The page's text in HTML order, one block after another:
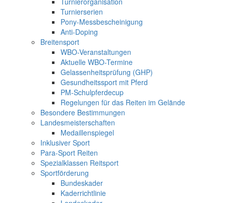
Turnierserien
Pony-Messbescheinigung
Anti-Doping
Breitensport
WBO-Veranstaltungen
Aktuelle WBO-Termine
Gelassenheitsprüfung (GHP)
Gesundheitssport mit Pferd
PM-Schulpferdecup
Regelungen für das Reiten im Gelände
Besondere Bestimmungen
Landesmeisterschaften
Medaillenspiegel
Inklusiver Sport
Para-Sport Reiten
Spezialklassen Reitsport
Sportförderung
Bundeskader
Kaderrichtlinie